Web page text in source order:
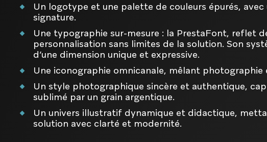
Un logotype et une palette de couleurs épurés,
signature.
Une typographie sur-mesure : la PrestaFont, reflet
personnalisation sans limites de la solution. Son
d’une dimension unique et expressive.
Une iconographie omnicanale, mêlant
Un style photographique sincère et authentique,
sublimé par un grain argentique.
Un univers illustratif dynamique et didactique,
solution avec clarté et modernité.